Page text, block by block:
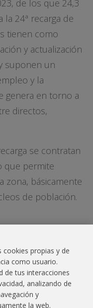
de los que 24,3
24ª recarga de
tienen como
y actualización
suponen un
y la
genera en torno a
directos,
se contratan
que permite
zona, básicamente
de población.
cookies propias y de
como usuario.
de tus interacciones
analizando de
y
la web.